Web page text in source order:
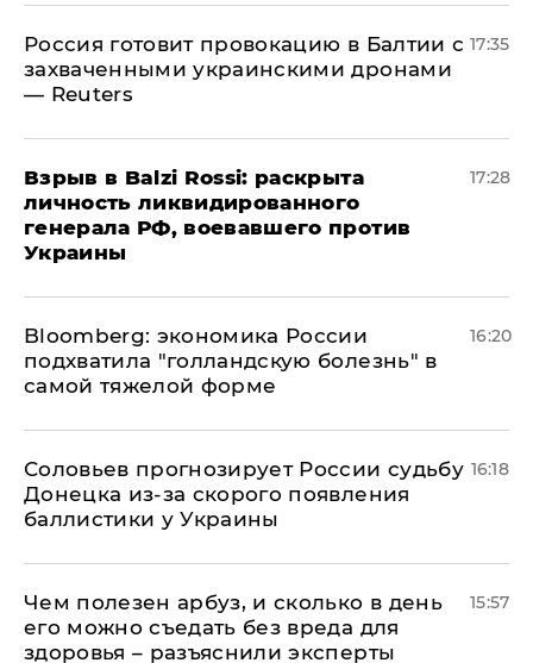
​Россия готовит провокацию в Балтии с
захваченными украинскими дронами
— Reuters
17:35
​Взрыв в Balzi Rossi: раскрыта
личность ликвидированного
генерала РФ, воевавшего против
Украины
17:28
Bloomberg: экономика России
подхватила "голландскую болезнь" в
самой тяжелой форме
16:20
Соловьев прогнозирует России судьбу
Донецка из-за скорого появления
баллистики у Украины
16:18
Чем полезен арбуз, и сколько в день
его можно съедать без вреда для
здоровья – разъяснили эксперты
15:57